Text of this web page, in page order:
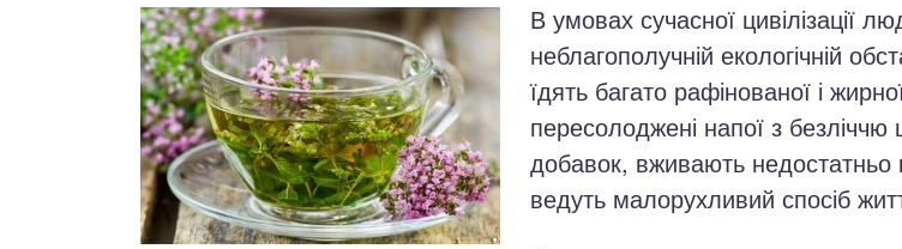
В умовах сучасної цивілізації
неблагополучній екологічній
їдять багато рафінованої і
пересолоджені напої з безліччю
добавок, вживають недостатньо
ведуть малорухливий спосіб
система
суглоби, м'язи